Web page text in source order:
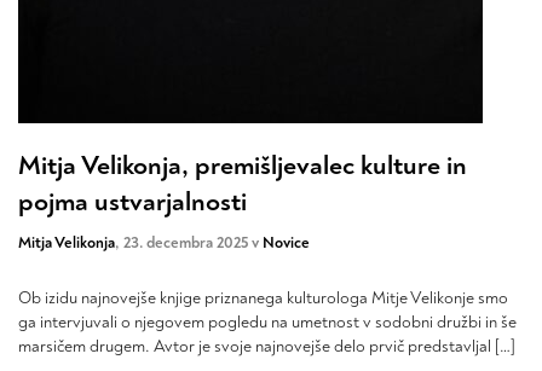
Mitja Velikonja, premišljevalec kulture in
pojma ustvarjalnosti
Mitja Velikonja, 23. decembra 2025 v Novice
Ob izidu najnovejše knjige priznanega kulturologa Mitje Velikonje smo
ga intervjuvali o njegovem pogledu na umetnost v sodobni družbi in še
marsičem drugem. Avtor je svoje najnovejše delo prvič predstavljal […]